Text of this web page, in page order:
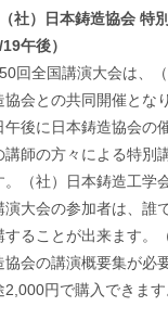
社）日本鋳造協会 特
19午後）
回全国講演大会は、
協会との共同開催とな
午後に日本鋳造協会の
講師の方々による特別
。（社）日本鋳造工学
演大会の参加者は、誰
することが出来ます。
協会の講演概要集が必
2,000円で購入できます